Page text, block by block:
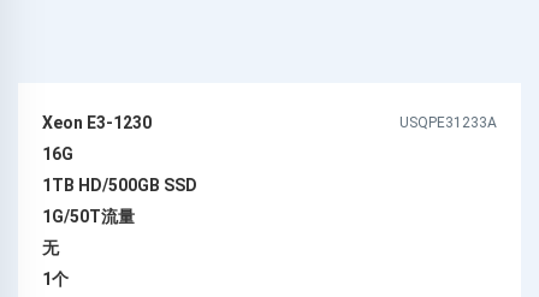
Xeon E3-1230 USQPE31233A
16G
1TB HD/500GB SSD
1G/50T流量
无
1个